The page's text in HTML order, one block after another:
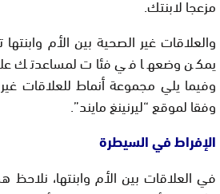
والعلاقات غير الصحية بين الأم
يمكن وضعها في فئات لمساعدتك
وفيما يلي مجموعة أنماط للعلاقات غير
وفقا لموقع “ليرنينغ مايند”.
الإفراط في السيطرة
في العلاقات بين الأم وابنتها،